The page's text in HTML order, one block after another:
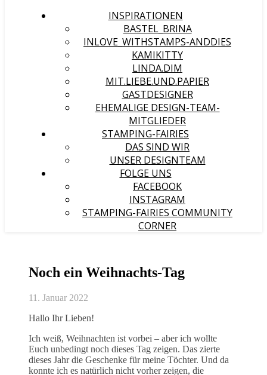
INSPIRATIONEN
BASTEL_BRINA
INLOVE_WITHSTAMPS-ANDDIES
KAMIKITTY
LINDA.DIM
MIT.LIEBE.UND.PAPIER
GASTDESIGNER
EHEMALIGE DESIGN-TEAM-
MITGLIEDER
STAMPING-FAIRIES
DAS SIND WIR
UNSER DESIGNTEAM
FOLGE UNS
FACEBOOK
INSTAGRAM
STAMPING-FAIRIES COMMUNITY
CORNER
Noch ein Weihnachts-Tag
11. Januar 2022
Hallo Ihr Lieben!
Ich weiß, Weihnachten ist vorbei – aber ich wollte
Euch unbedingt noch dieses Tag zeigen. Das zierte
dieses Jahr die Geschenke für meine Töchter. Und da
konnte ich es natürlich nicht vorher zeigen, die